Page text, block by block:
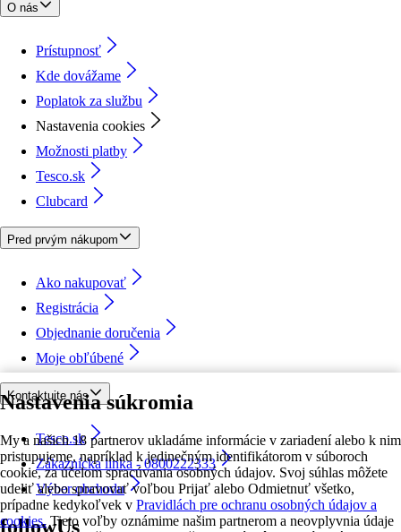
Nastavenia súkromia
My a našich 18 partnerov ukladáme informácie v zariadení alebo k nim
pristupujeme, napríklad k jedinečným identifikátorom v súboroch
cookie, za účelom spracúvania osobných údajov. Svoj súhlas môžete
udeliť alebo spravovať voľbou Prijať alebo Odmietnuť všetko,
prípadne kedykoľvek v Pravidlách pre ochranu osobných údajov a
cookies. Tieto voľby oznámime našim partnerom a neovplyvnia údaje
O nás
Prístupnosť
Kde dovážame
Poplatok za službu
Nastavenia cookies
Možnosti platby
Tesco.sk
Clubcard
Pred prvým nákupom
Ako nakupovať
Registrácia
Objednanie doručenia
Moje obľúbené
Kontaktujte nás
Tesco.sk
Zákaznícka linka - 0800222333
Výber obchodu
followUs